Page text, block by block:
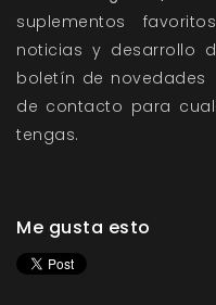
suplementos
noticias y desarrollo
boletín de novedades
de contacto para
tengas.
Me gusta esto